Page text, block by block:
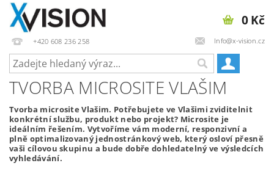
+420 608 236 258 Info@x-vision.cz
0 Kč
TVORBA MICROSITE VLAŠIM
Tvorba microsite Vlašim. Potřebujete ve Vlašimi zviditelnit
konkrétní službu, produkt nebo projekt? Microsite je
ideálním řešením. Vytvoříme vám moderní, responzivní a
plně optimalizovaný jednostránkový web, který osloví přesně
vaši cílovou skupinu a bude dobře dohledatelný ve výsledcích
vyhledávání.